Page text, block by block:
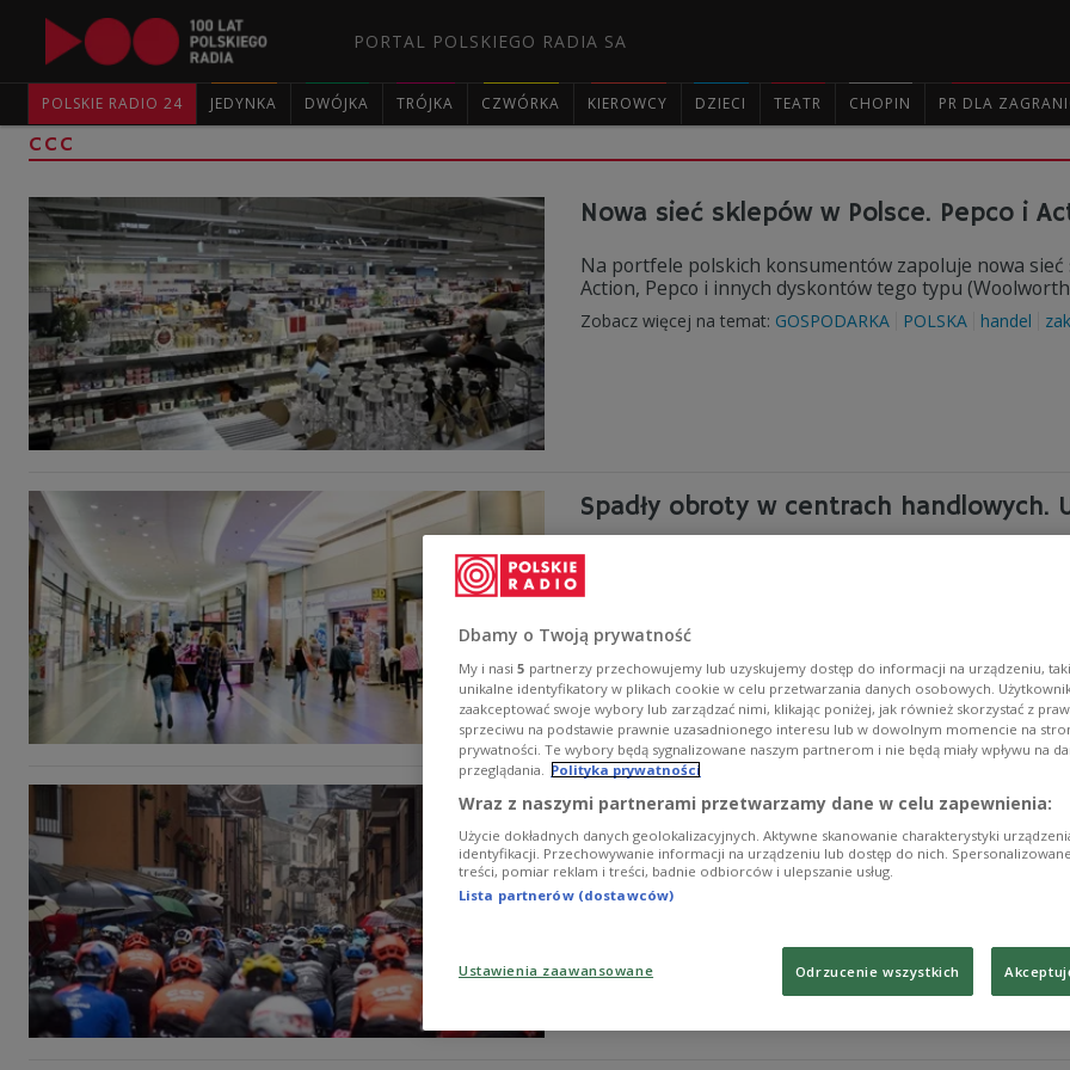
PORTAL POLSKIEGO RADIA SA
POLSKIE RADIO 24 JEDYNKA DWÓJKA TRÓJKA CZWÓRKA KIEROWCY DZIECI TEATR CHOPIN PR DLA
CCC
Nowa sieć sklepów w Polsce. Pepco i
Na portfele polskich konsumentów zapoluje nowa sieć
Action, Pepco i innych dyskontów tego typu
Zobacz więcej na temat: GOSPODARKA POLSKA handel
Spadły obroty w centrach handlowych.
Centra handlowe zmagają się ze spadkiem obrotów i
odwiedzalności i jak na razie nie widać odwrócenia
Giro d'Italia: Cerny z polskiej grupy
Czech Josef Cerny z polskiej grupy CCC był najlepszy
wyścigu Giro d'Italia. To pierwszy w historii etapowy
sekund wyprzedził Belga Victora Campaenertsa
Dbamy o Twoją prywatność
My i nasi 5 partnerzy przechowujemy lub uzyskujemy dostęp do informacji na urządzeniu,
unikalne identyfikatory w plikach cookie w celu przetwarzania danych osobowych.
zaakceptować swoje wybory lub zarządzać nimi, klikając poniżej, jak również skorzystać z
sprzeciwu na podstawie prawnie uzasadnionego interesu lub w dowolnym momencie na
prywatności. Te wybory będą sygnalizowane naszym partnerom i nie będą miały wpływu na
przeglądania. Polityka prywatności
Wraz z naszymi partnerami przetwarzamy dane w celu zapewnienia:
Użycie dokładnych danych geolokalizacyjnych. Aktywne skanowanie charakterystyki
identyfikacji. Przechowywanie informacji na urządzeniu lub dostęp do nich.
treści, pomiar reklam i treści, badnie odbiorców i ulepszanie usług.
Lista partnerów (dostawców)
Ustawienia zaawansowane Odrzucenie wszystkich